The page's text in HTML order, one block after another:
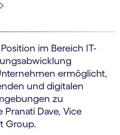
im Bereich IT-
ermöglicht,
und digitalen
zu
Dave, Vice
Group.